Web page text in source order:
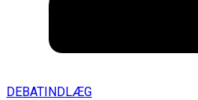
DEBATINDLÆG